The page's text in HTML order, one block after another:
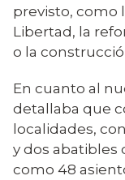
previsto, como
Libertad, la
o la
En cuanto al
detallaba que
localidades,
y dos abatibles
como 48